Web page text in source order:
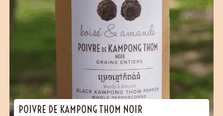
POIVRE DE KAMPONG THOM NOIR